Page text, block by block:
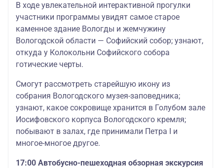
В ходе увлекательной интерактивной прогулки
участники программы увидят самое старое
каменное здание Вологды и жемчужину
Вологодской области — Софийский собор; узнают,
откуда у Колокольни Софийского собора
готические черты.
Смогут рассмотреть старейшую икону из
собрания Вологодского музея-заповедника;
узнают, какое сокровище хранится в Голубом зале
Иосифовского корпуса Вологодского кремля;
побывают в залах, где принимали Петра I и
многое-многое другое.
17:00 Автобусно-пешеходная обзорная экскурсия